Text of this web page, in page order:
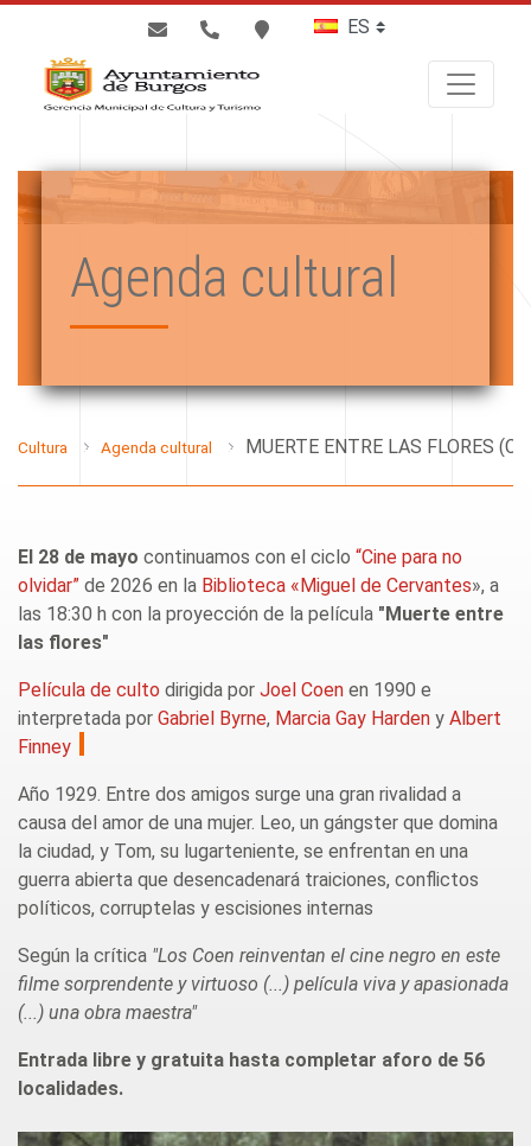
Agenda cultural
Cultura Agenda cultural
El 28 de mayo continuamos con el ciclo “Cine para no
olvidar” de 2026 en la Biblioteca «Miguel de Cervantes», a
las 18:30 h con la proyección de la película "Muerte entre
las flores"
Película de culto dirigida por Joel Coen en 1990 e
interpretada por Gabriel Byrne, Marcia Gay Harden y Albert
Finney
Año 1929. Entre dos amigos surge una gran rivalidad a
causa del amor de una mujer. Leo, un gángster que domina
la ciudad, y Tom, su lugarteniente, se enfrentan en una
guerra abierta que desencadenará traiciones, conflictos
políticos, corruptelas y escisiones internas
Según la crítica "Los Coen reinventan el cine negro en este
filme sorprendente y virtuoso (...) película viva y apasionada
(...) una obra maestra"
Entrada libre y gratuita hasta completar aforo de 56
localidades.